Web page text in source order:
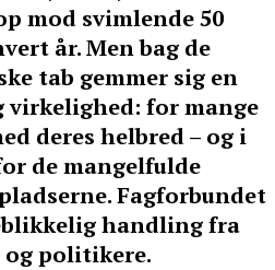
mod svimlende 50
år. Men bag de
tab gemmer sig en
for mange
deres helbred – og i
de mangelfulde
Fagforbundet
handling fra
og politikere.